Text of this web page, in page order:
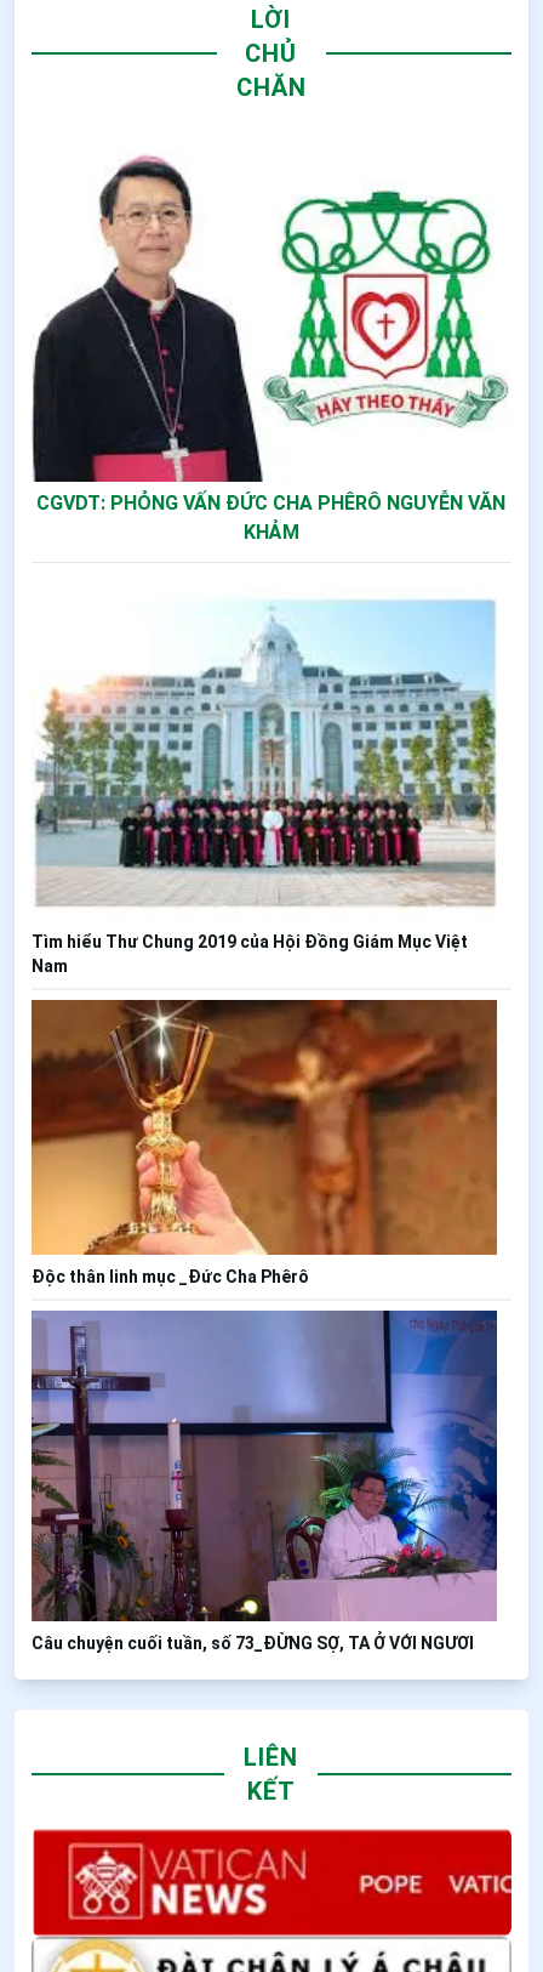
LỜI
CHỦ
CHĂN
CGVDT: PHỎNG VẤN ĐỨC CHA PHÊRÔ NGUYỄN VĂN
KHẢM
Tìm hiểu Thư Chung 2019 của Hội Đồng Giám Mục Việt
Nam
Độc thân linh mục _Đức Cha Phêrô
Câu chuyện cuối tuần, số 73_ĐỪNG SỢ, TA Ở VỚI NGƯƠI
LIÊN
KẾT